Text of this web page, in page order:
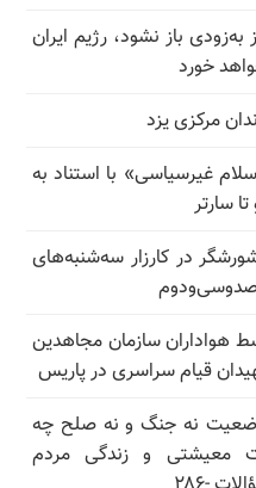
باز نشود، رژیم ایران
خورد
مرکزی یزد
غیرسیاسی» با استناد به
سارتر
در کارزار سه‌شنبه‌های
صدوسی‌و‌دوم
هواداران سازمان مجاهدین
قیام سراسری در پاریس
نه جنگ و نه صلح چه
معیشتی و زندگی مردم